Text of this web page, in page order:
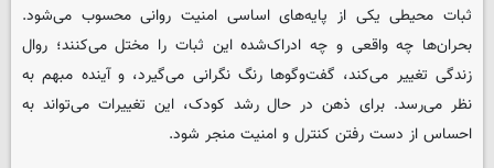
ثبات محیطی یکی از پایه‌های اساسی امنیت روانی محسوب می‌شود.
بحران‌ها چه واقعی و چه ادراک‌شده این ثبات را مختل می‌کنند؛ روال
زندگی تغییر می‌کند، گفت‌وگوها رنگ نگرانی می‌گیرد، و آینده مبهم به
نظر می‌رسد. برای ذهن در حال رشد کودک، این تغییرات می‌تواند به
احساس از دست رفتن کنترل و امنیت منجر شود.